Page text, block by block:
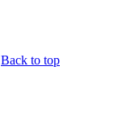
Back to top